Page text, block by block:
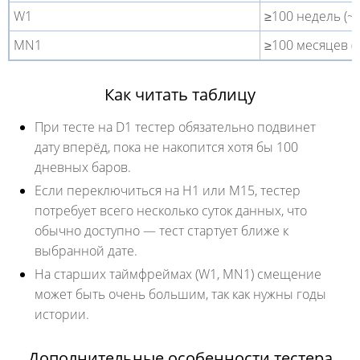
W1
≥100
MN1
≥100
Как читать таблицу
При тесте на D1 тестер обязательно подвинет
дату вперёд, пока не накопится хотя бы 100
дневных баров.
Если переключиться на H1 или M15, тестер
потребует всего несколько суток данных, что
обычно доступно — тест стартует ближе к
выбранной дате.
На старших таймфреймах (W1, MN1) смещение
может быть очень большим, так как нужны годы
истории.